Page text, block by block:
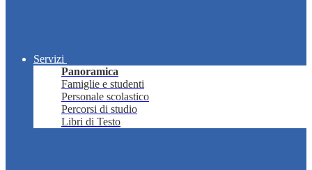
Servizi
Panoramica
Famiglie e studenti
Personale scolastico
Percorsi di studio
Libri di Testo